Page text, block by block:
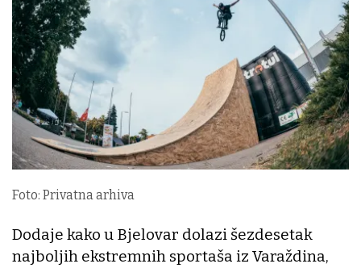
Foto: Privatna arhiva
Dodaje kako u Bjelovar dolazi šezdesetak
najboljih ekstremnih sportaša iz Varaždina,